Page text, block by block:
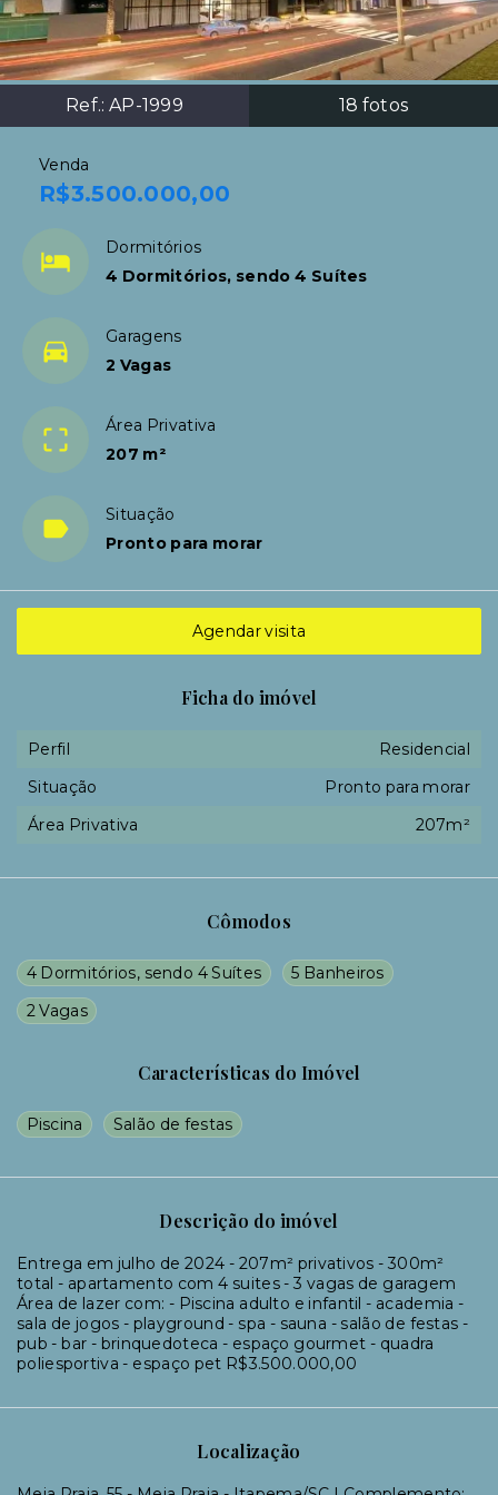
Ref.: AP-1999 18 fotos
Venda
R$3.500.000,00
Dormitórios
4 Dormitórios, sendo 4 Suítes
Garagens
2 Vagas
Área Privativa
207 m²
Situação
Pronto para morar
Cômodos
4 Dormitórios, sendo 4 Suítes
5 Banheiros
2 Vagas
Características do Imóvel
Piscina Salão de festas
Descrição do imóvel
Entrega em julho de 2024 - 207m² privativos - 300m²
total - apartamento com 4 suites - 3 vagas de garagem
Área de lazer com: - Piscina adulto e infantil - academia -
sala de jogos - playground - spa - sauna - salão de festas -
pub - bar - brinquedoteca - espaço gourmet - quadra
poliesportiva - espaço pet R$3.500.000,00
Localização
Agendar visita
Ficha do imóvel
Perfil
Residencial
Situação
Pronto para morar
Área Privativa
207m²